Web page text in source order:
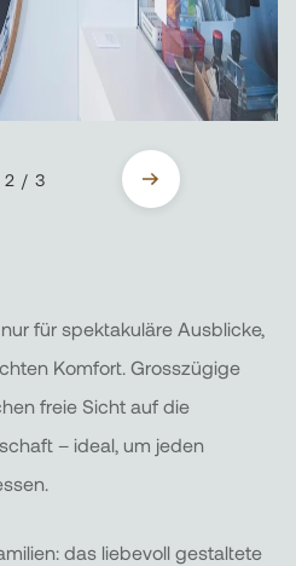
2 / 3
für spektakuläre Ausblicke,
Komfort. Grosszügige
freie Sicht auf die
– ideal, um jeden
das liebevoll gestaltete